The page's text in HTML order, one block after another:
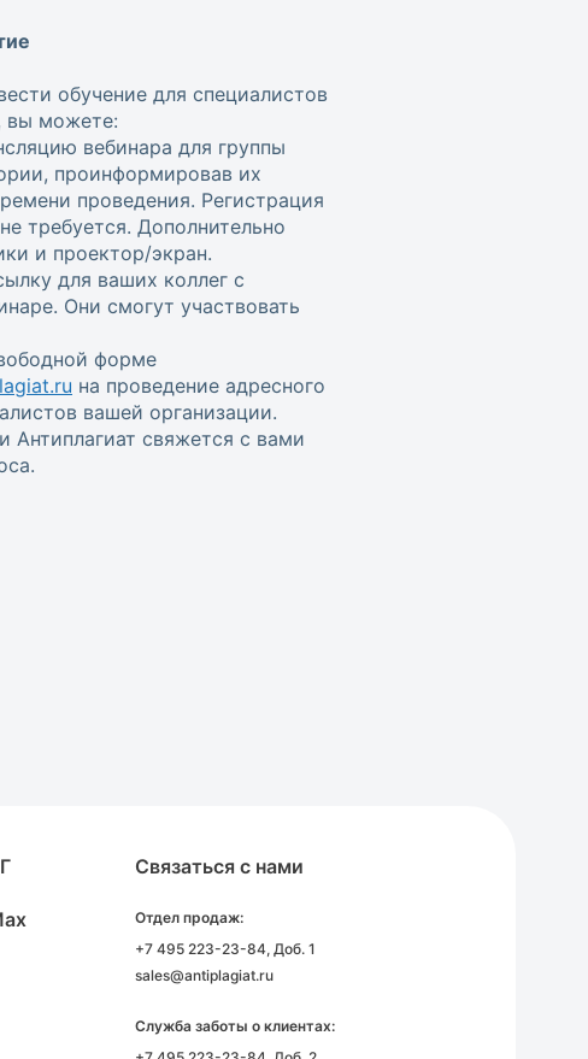
обучение для специалистов
вы можете:
вебинара для группы
проинформировав их
проведения. Регистрация
требуется. Дополнительно
и проектор/экран.
для ваших коллег с
Они смогут участвовать
форме
на проведение адресного
вашей организации.
Антиплагиат свяжется с вами
Связаться с нами
Отдел продаж:
+7 495 223-23-84, Доб. 1
sales@antiplagiat.ru
Служба заботы о клиентах: